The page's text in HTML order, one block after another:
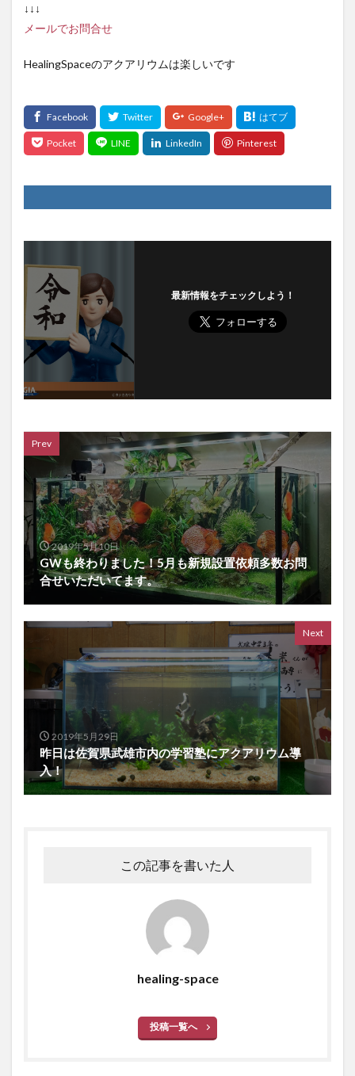
↓↓↓
メールでお問合せ
HealingSpaceのアクアリウムは楽しいです
最新情報をチェックしよう！
Prev
2019年5月10日
GWも終わりました！5月も新規設置依頼多数お問
合せいただいてます。
Next
2019年5月29日
昨日は佐賀県武雄市内の学習塾にアクアリウム導
入！
この記事を書いた人
healing-space
投稿一覧へ